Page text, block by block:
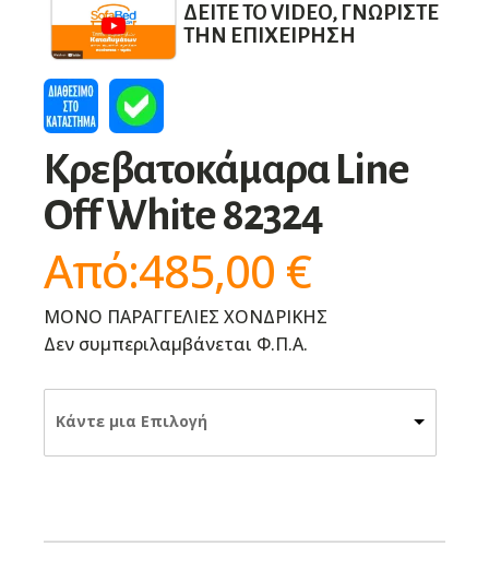
ΔΕΊΤΕ ΤΟ VIDEO, ΓΝΩΡΊΣΤΕ
ΤΗΝ ΕΠΙΧΕΊΡΗΣΗ
Κρεβατοκάμαρα Line
Off White 82324
Από:485,00 €
ΜΟΝΟ ΠΑΡΑΓΓΕΛΙΕΣ ΧΟΝΔΡΙΚΗΣ
Δεν συμπεριλαμβάνεται Φ.Π.Α.
Κάντε μια Επιλογή